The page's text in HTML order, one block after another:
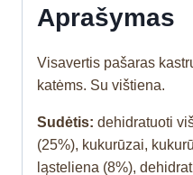
Aprašymas
Visavertis pašaras
katėms. Su vištiena.
Sudėtis: dehidratuoti
(25%), kukurūzai,
ląsteliena (8%),